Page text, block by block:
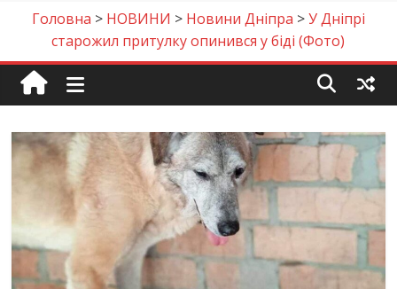
Головна > НОВИНИ > Новини Дніпра >У Дніпрі
старожил притулку опинився у біді (Фото)